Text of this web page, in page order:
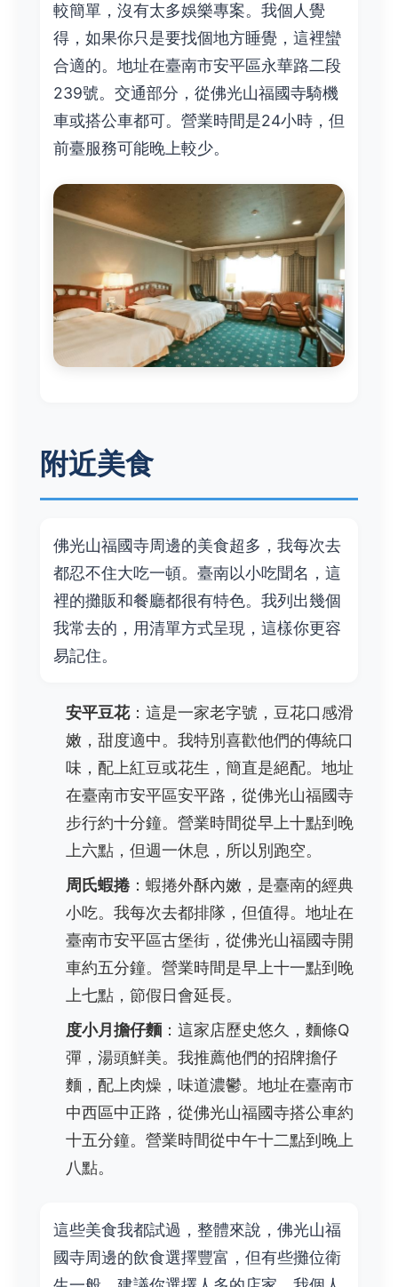
較簡單，沒有太多娛樂專案。我個人覺
得，如果你只是要找個地方睡覺，這裡蠻
合適的。地址在臺南市安平區永華路二段
239號。交通部分，從佛光山福國寺騎機
車或搭公車都可。營業時間是24小時，但
前臺服務可能晚上較少。
附近美食
佛光山福國寺周邊的美食超多，我每次去
都忍不住大吃一頓。臺南以小吃聞名，這
裡的攤販和餐廳都很有特色。我列出幾個
我常去的，用清單方式呈現，這樣你更容
易記住。
安平豆花：這是一家老字號，豆花口感滑
嫩，甜度適中。我特別喜歡他們的傳統口
味，配上紅豆或花生，簡直是絕配。地址
在臺南市安平區安平路，從佛光山福國寺
步行約十分鐘。營業時間從早上十點到晚
上六點，但週一休息，所以別跑空。
周氏蝦捲：蝦捲外酥內嫩，是臺南的經典
小吃。我每次去都排隊，但值得。地址在
臺南市安平區古堡街，從佛光山福國寺開
車約五分鐘。營業時間是早上十一點到晚
上七點，節假日會延長。
度小月擔仔麵：這家店歷史悠久，麵條Q
彈，湯頭鮮美。我推薦他們的招牌擔仔
麵，配上肉燥，味道濃鬱。地址在臺南市
中西區中正路，從佛光山福國寺搭公車約
十五分鐘。營業時間從中午十二點到晚上
八點。
這些美食我都試過，整體來說，佛光山福
國寺周邊的飲食選擇豐富，但有些攤位衛